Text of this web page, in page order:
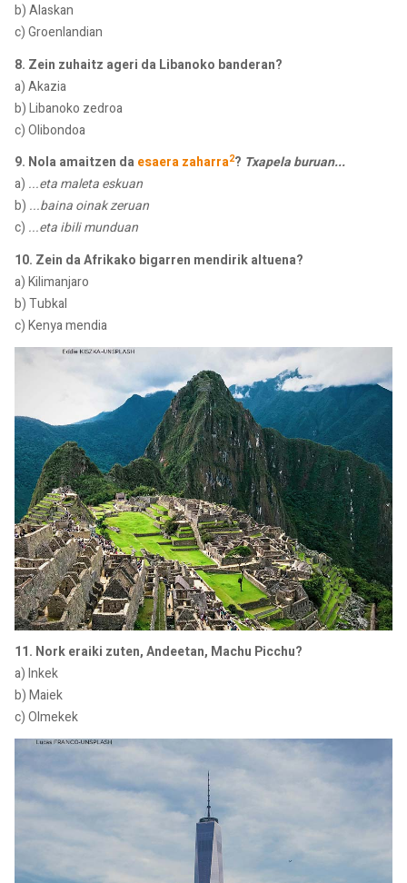
b) Alaskan
c) Groenlandian
8. Zein zuhaitz ageri da Libanoko banderan?
a) Akazia
b) Libanoko zedroa
c) Olibondoa
9. Nola amaitzen da esaera zaharra2? Txapela buruan...
a) ...eta maleta eskuan
b) ...baina oinak zeruan
c) ...eta ibili munduan
10. Zein da Afrikako bigarren mendirik altuena?
a) Kilimanjaro
b) Tubkal
c) Kenya mendia
11. Nork eraiki zuten, Andeetan, Machu Picchu?
a) Inkek
b) Maiek
c) Olmekek